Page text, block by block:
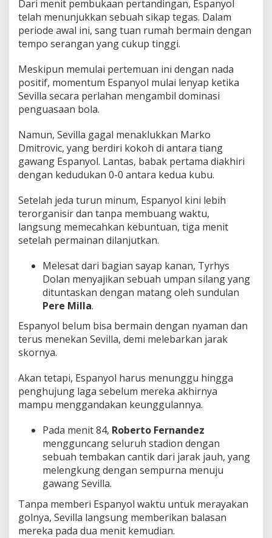
Dari menit pembukaan pertandingan, Espanyol
telah menunjukkan sebuah sikap tegas. Dalam
periode awal ini, sang tuan rumah bermain dengan
tempo serangan yang cukup tinggi.
Meskipun memulai pertemuan ini dengan nada
positif, momentum Espanyol mulai lenyap ketika
Sevilla secara perlahan mengambil dominasi
penguasaan bola.
Namun, Sevilla gagal menaklukkan Marko
Dmitrovic, yang berdiri kokoh di antara tiang
gawang Espanyol. Lantas, babak pertama diakhiri
dengan kedudukan 0-0 antara kedua kubu.
Setelah jeda turun minum, Espanyol kini lebih
terorganisir dan tanpa membuang waktu,
langsung memecahkan kebuntuan, tiga menit
setelah permainan dilanjutkan.
Melesat dari bagian sayap kanan, Tyrhys
Dolan menyajikan sebuah umpan silang yang
dituntaskan dengan matang oleh sundulan
Pere Milla.
Espanyol belum bisa bermain dengan nyaman dan
terus menekan Sevilla, demi melebarkan jarak
skornya.
Akan tetapi, Espanyol harus menunggu hingga
penghujung laga sebelum mereka akhirnya
mampu menggandakan keunggulannya.
Pada menit 84, Roberto Fernandez
mengguncang seluruh stadion dengan
sebuah tembakan cantik dari jarak jauh, yang
melengkung dengan sempurna menuju
gawang Sevilla.
Tanpa memberi Espanyol waktu untuk merayakan
golnya, Sevilla langsung memberikan balasan
mereka pada dua menit kemudian.